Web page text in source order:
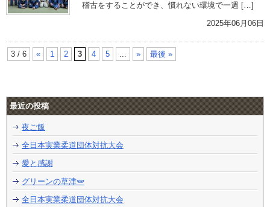
稽古をすることができ、慣れない環境で一週 […]
2025年06月06日
3 / 6 « 1 2 3 4 5 ... » 最後 »
最近の投稿
夜ご飯
全日本実業柔道団体対抗大会
愛と感謝
グリーンの草津🫛
全日本実業柔道団体対抗大会